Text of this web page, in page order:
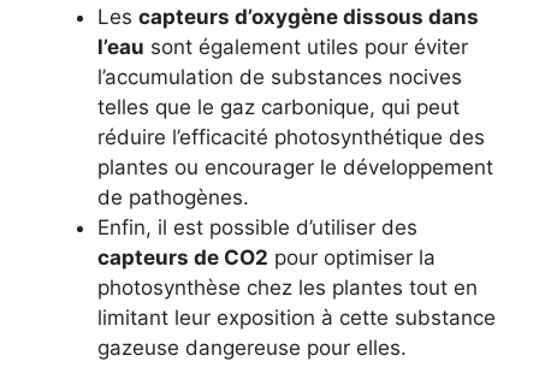
Les capteurs d’oxygène dissous dans
l’eau sont également utiles pour éviter
l’accumulation de substances nocives
telles que le gaz carbonique, qui peut
réduire l’efficacité photosynthétique des
plantes ou encourager le développement
de pathogènes.
Enfin, il est possible d’utiliser des
capteurs de CO2 pour optimiser la
photosynthèse chez les plantes tout en
limitant leur exposition à cette substance
gazeuse dangereuse pour elles.